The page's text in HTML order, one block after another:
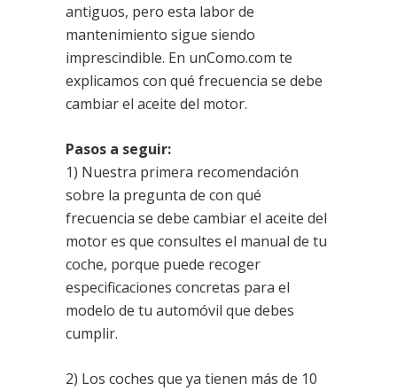
antiguos, pero esta labor de
mantenimiento sigue siendo
imprescindible. En unComo.com te
explicamos con qué frecuencia se debe
cambiar el aceite del motor.
Pasos a seguir:
1) Nuestra primera recomendación
sobre la pregunta de con qué
frecuencia se debe cambiar el aceite del
motor es que consultes el manual de tu
coche, porque puede recoger
especificaciones concretas para el
modelo de tu automóvil que debes
cumplir.
2) Los coches que ya tienen más de 10